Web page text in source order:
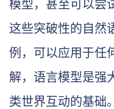
模型，甚至可以尝
这些突破性的自然
例，可以应用于任
解，语言模型是强
类世界互动的基础。